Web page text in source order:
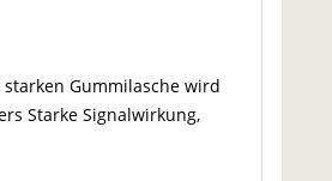
Gummilasche wird
Starke Signalwirkung,